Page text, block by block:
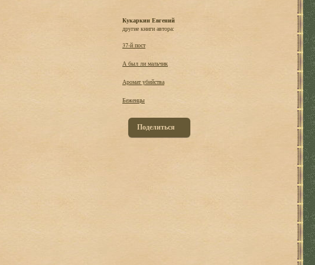
Кукаркин Евгений
другие книги автора:
37-й пост
А был ли мальчик
Аромат убийства
Беженцы
Поделиться